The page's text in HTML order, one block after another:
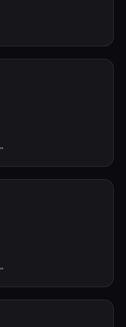
"
"